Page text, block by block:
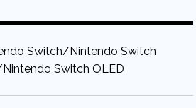
Switch/Nintendo Switch
Switch OLED